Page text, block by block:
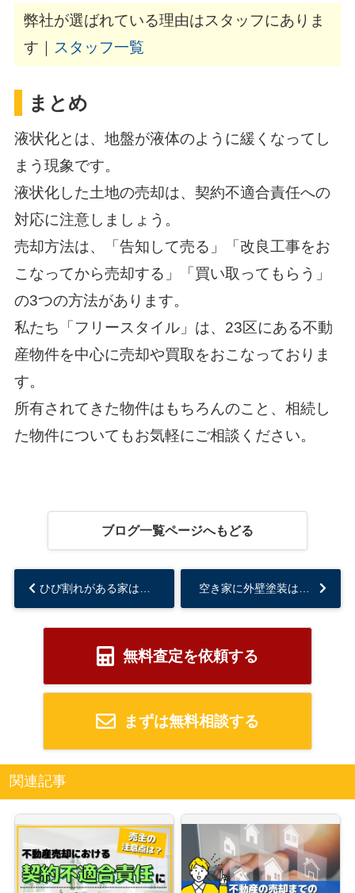
弊社が選ばれている理由はスタッフにありま
す｜ スタッフ一覧
まとめ
液状化とは、地盤が液体のように緩くなってし
まう現象です。
液状化した土地の売却は、契約不適合責任への
対応に注意しましょう。
売却方法は、「告知して売る」「改良工事をお
こなってから売却する」「買い取ってもらう」
の3つの方法があります。
私たち「フリースタイル」は、23区にある不動
産物件を中心に売却や買取をおこなっておりま
す。
所有されてきた物件はもちろんのこと、相続し
た物件についてもお気軽にご相談ください。
ブログ一覧ページへもどる
無料査定を依頼する
まずは無料相談する
関連記事